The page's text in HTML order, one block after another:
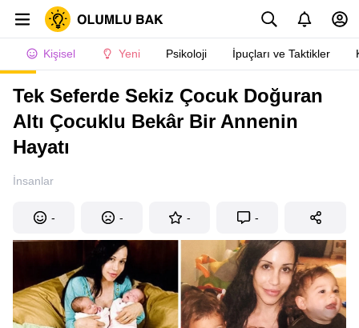
Kişisel Yeni Psikoloji İpuçları ve Taktikler
Tek Seferde Sekiz Çocuk Doğuran
Altı Çocuklu Bekâr Bir Annenin
Hayatı
İnsanlar
- - - -